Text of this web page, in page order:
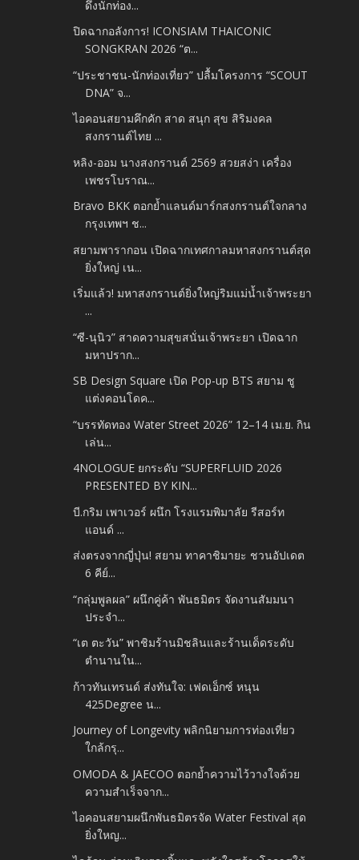
ดึงนักท่อง...
ปิดฉากอลังการ! ICONSIAM THAICONIC
SONGKRAN 2026 “ต...
“ประชาชน-นักท่องเที่ยว” ปลื้มโครงการ “SCOUT
DNA” จ...
ไอคอนสยามคึกคัก สาด สนุก สุข สิริมงคล
สงกรานต์ไทย ...
หลิง-ออม นางสงกรานต์ 2569 สวยสง่า เครื่อง
เพชรโบราณ...
Bravo BKK ตอกย้ำแลนด์มาร์กสงกรานต์ใจกลาง
กรุงเทพฯ ช...
สยามพารากอน เปิดฉากเทศกาลมหาสงกรานต์สุด
ยิ่งใหญ่ เน...
เริ่มแล้ว! มหาสงกรานต์ยิ่งใหญ่ริมแม่น้ำเจ้าพระยา
...
“ซี-นุนิว” สาดความสุขสนั่นเจ้าพระยา เปิดฉาก
มหาปราก...
SB Design Square เปิด Pop-up BTS สยาม ชู
แต่งคอนโดค...
“บรรทัดทอง Water Street 2026” 12–14 เม.ย. กิน
เล่น...
4NOLOGUE ยกระดับ “SUPERFLUID 2026
PRESENTED BY KIN...
บี.กริม เพาเวอร์ ผนึก โรงแรมพิมาลัย รีสอร์ท
แอนด์ ...
ส่งตรงจากญี่ปุ่น! สยาม ทาคาชิมายะ ชวนอัปเดต
6 คีย์...
“กลุ่มพูลผล” ผนึกคู่ค้า พันธมิตร จัดงานสัมมนา
ประจำ...
“เต ตะวัน” พาชิมร้านมิชลินและร้านเด็ดระดับ
ตำนานใน...
ก้าวทันเทรนด์ ส่งทันใจ: เฟดเอ็กซ์ หนุน
425Degree น...
Journey of Longevity พลิกนิยามการท่องเที่ยว
ใกล้กรุ...
OMODA & JAECOO ตอกย้ำความไว้วางใจด้วย
ความสำเร็จจาก...
ไอคอนสยามผนึกพันธมิตรจัด Water Festival สุด
ยิ่งใหญ...